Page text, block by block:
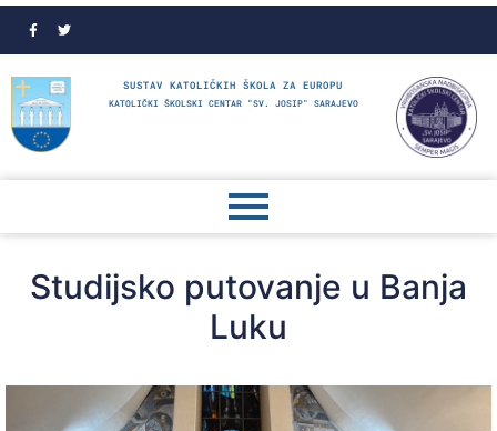
SUSTAV KATOLIČKIH ŠKOLA ZA EUROPU
KATOLIČKI ŠKOLSKI CENTAR "SV. JOSIP" SARAJEVO
Studijsko putovanje u Banja
Luku